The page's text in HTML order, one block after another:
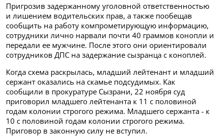
Пригрозив задержанному уголовной ответственностью
и лишением водительских прав, а также пообещав
сообщить на работу компрометирующую информацию,
сотрудники лично нарвали почти 40 граммов конопли и
передали ее мужчине. После этого они ориентировали
сотрудников ДПС на задержание сызранца с коноплей.
Когда схема раскрылась, младший лейтенант и младший
сержант оказались на скамье подсудимых. Как
сообщили в прокуратуре Сызрани, 22 ноября суд
приговорил младшего лейтенанта к 11 с половиной
годам колонии строгого режима. Младшего сержанта - к
10 с половиной годам колонии строгого режима.
Приговор в законную силу не вступил.